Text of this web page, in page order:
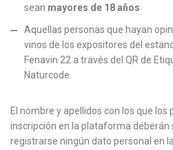
sean mayores de 18 años
Aquellas personas que hayan
vinos de los expositores del
Fenavin 22 a través del QR de
Naturcode.
El nombre y apellidos con los que
inscripción en la plataforma deberán
registrarse ningún dato personal en